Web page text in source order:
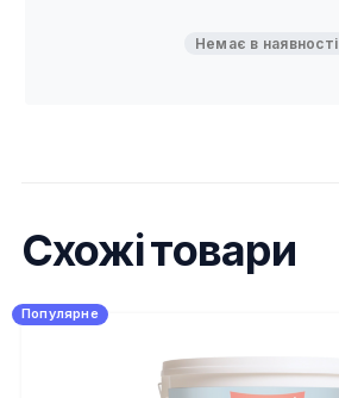
Немає в наявності
Схожі товари
Популярне